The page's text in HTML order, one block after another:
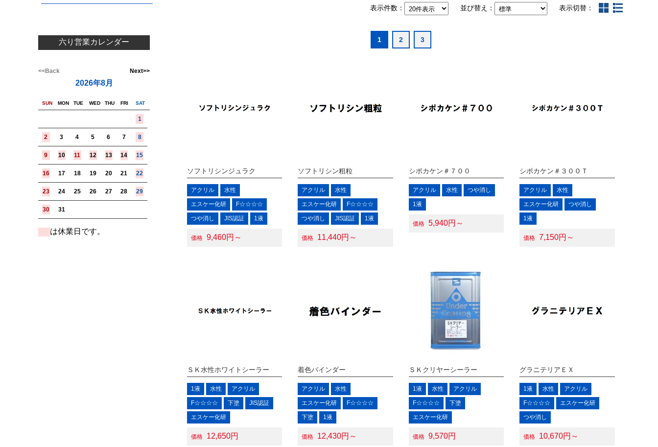
六り営業カレンダー
<<Back Next>>
2026年8月
SUN MON TUE WED THU FRI SAT
1
2 3 4 5 6 7 8
9 10 11 12 13 14 15
16 17 18 19 20 21 22
23 24 25 26 27 28 29
30 31
は休業日です。
表示件数： 並び替え： 表示切替：
1 2 3
ソフトリシンジュラク
アクリル 水性
エスケー化研 F☆☆☆☆
つや消し JIS認証 1液
価格 9,460円～
ソフトリシン粗粒
アクリル 水性
エスケー化研 F☆☆☆☆
つや消し JIS認証 1液
価格 11,440円～
シポカケン＃７００
アクリル 水性 つや消し
1液
価格 5,940円～
シポカケン＃３００Ｔ
アクリル 水性
エスケー化研 つや消し
1液
価格 7,150円～
ＳＫ水性ホワイトシーラー
1液 水性 アクリル
F☆☆☆☆ 下塗 JIS認証
エスケー化研
価格 12,650円
着色バインダー
アクリル 水性
エスケー化研 F☆☆☆☆
下塗 1液
価格 12,430円～
ＳＫクリヤーシーラー
1液 水性 アクリル
F☆☆☆☆ 下塗
エスケー化研
価格 9,570円
グラニテリアＥＸ
1液 水性 アクリル
F☆☆☆☆ エスケー化研
つや消し
価格 10,670円～